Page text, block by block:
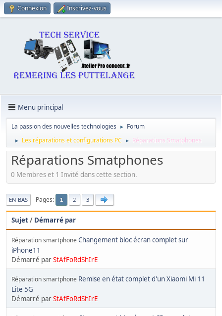
Connexion Inscrivez-vous
Menu principal
La passion des nouvelles technologies ► Forum
► Les réparations et configurations PC ► Réparations Smatphones
Réparations Smatphones
0 Membres et 1 Invité dans cette section.
EN BAS Pages 1 2 3
Sujet/ Démarré par
Réparation smartphone Changement bloc écran complet sur
iPhone11
Démarré parStAfFoRdShIrE
Réparation smartphone Remise en état complet d'un Xiaomi Mi 11
Lite 5G
Démarré parStAfFoRdShIrE